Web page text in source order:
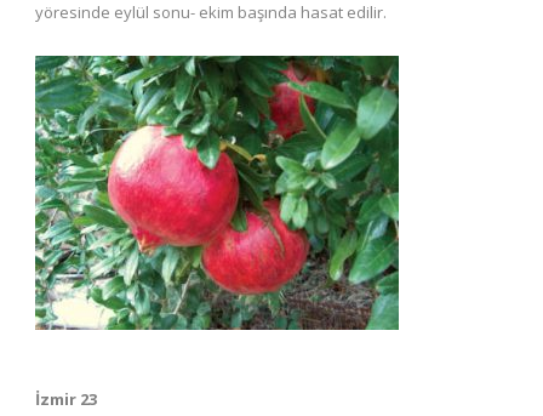
yöresinde eylül sonu- ekim başında hasat edilir.
İzmir 23